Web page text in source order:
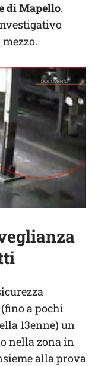
di Mapello.
(fino a pochi
13enne) un
nella zona in
alla prova